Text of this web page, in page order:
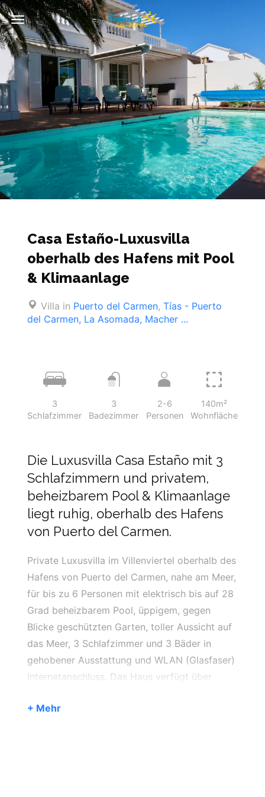
Toggle
Navigation
Casa Estaño-Luxusvilla
oberhalb des Hafens mit Pool
& Klimaanlage
Villa in Puerto del Carmen,Tías - Puerto
del Carmen, La Asomada, Macher ...
3
Schlafzimmer
3
Badezimmer
2-6
Personen
140m²
Wohnfläche
Die Luxusvilla Casa Estaño mit 3
Schlafzimmern und privatem,
beheizbarem Pool & Klimaanlage
liegt ruhig, oberhalb des Hafens
von Puerto del Carmen.
Private Luxusvilla im Villenviertel oberhalb des
Hafens von Puerto del Carmen, nahe am Meer,
für bis zu 6 Personen mit elektrisch bis auf 28
Grad beheizbarem Pool, üppigem, gegen
Blicke geschützten Garten, toller Aussicht auf
das Meer, 3 Schlafzimmer und 3 Bäder in
gehobener Ausstattung und WLAN (Glasfaser)
Internetanschluss. Das Haus verfügt über
Hauptschlafzimmern. Diese kann sowohl zum
+ Mehr